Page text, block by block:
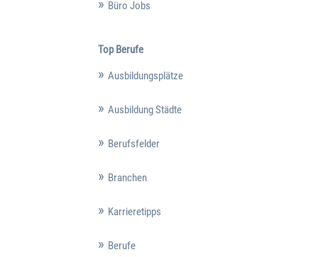
Büro Jobs
Top Berufe
Ausbildungsplätze
Ausbildung Städte
Berufsfelder
Branchen
Karrieretipps
Berufe